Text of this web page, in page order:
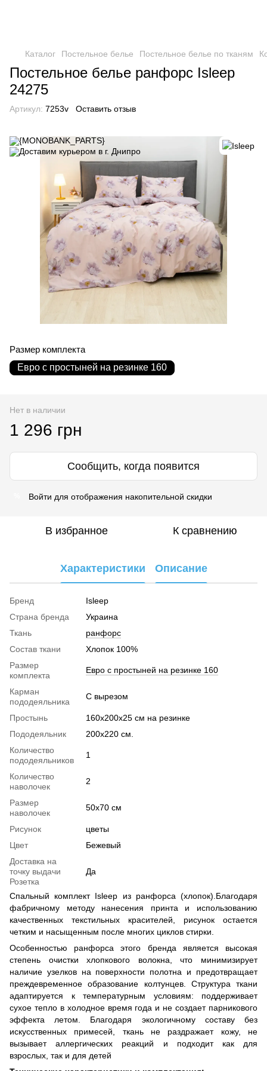
Каталог Постельное белье Постельное белье по тканям
Постельное белье ранфорс Isleep
24275
Артикул: 7253v Оставить отзыв
Размер комплекта
Евро с простыней на резинке 160
Нет в наличии
1 296 грн
Сообщить, когда появится
Войти для отображения накопительной скидки
В избранное К сравнению
Характеристики Описание
Бренд
Isleep
Страна бренда
Украина
Ткань
ранфорс
Cостав ткани
Хлопок 100%
Размер
комплекта
Евро с простыней на резинке 160
Карман
пододеяльника
С вырезом
Простынь
160х200х25 см на резинке
Пододеяльник
200х220 см.
Количество
пододеяльников
1
Количество
наволочек
2
Размер
наволочек
50х70 см
Рисунок
цветы
Цвет
Бежевый
Доставка на
точку выдачи
Розетка
Да
Спальный комплект Isleep из ранфорса (хлопок).Благодаря
фабричному методу нанесения принта и использованию
качественных текстильных красителей, рисунок остается
четким и насыщенным после многих циклов стирки.
Особенностью ранфорса этого бренда является высокая
степень очистки хлопкового волокна, что минимизирует
наличие узелков на поверхности полотна и предотвращает
преждевременное образование колтунцев. Структура ткани
адаптируется к температурным условиям: поддерживает
сухое тепло в холодное время года и не создает парникового
эффекта летом. Благодаря экологичному составу без
искусственных примесей, ткань не раздражает кожу, не
вызывает аллергических реакций и подходит как для
взрослых, так и для детей